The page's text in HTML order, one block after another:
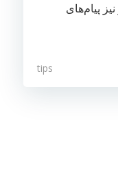
پیام‌های
tips